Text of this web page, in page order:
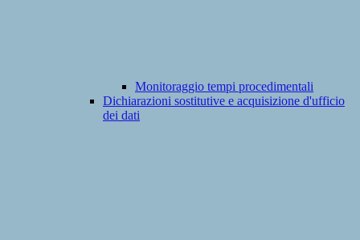
Monitoraggio tempi procedimentali
Dichiarazioni sostitutive e acquisizione d'ufficio
dei dati